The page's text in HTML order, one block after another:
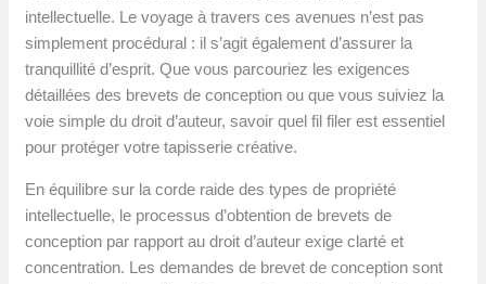
intellectuelle. Le voyage à travers ces avenues n’est pas
simplement procédural : il s’agit également d’assurer la
tranquillité d’esprit. Que vous parcouriez les exigences
détaillées des brevets de conception ou que vous suiviez la
voie simple du droit d’auteur, savoir quel fil filer est essentiel
pour protéger votre tapisserie créative.
En équilibre sur la corde raide des types de propriété
intellectuelle, le processus d’obtention de brevets de
conception par rapport au droit d’auteur exige clarté et
concentration. Les demandes de brevet de conception sont